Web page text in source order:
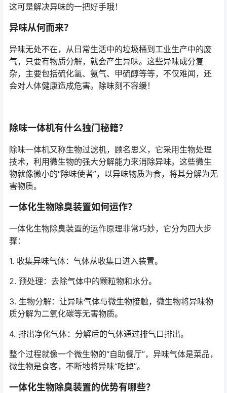
这可是解决异味的一把好手哦！
异味从何而来？
异味无处不在，从日常生活中的垃圾桶到工业生产中的废
气，只要有物质分解，就会产生异味。这些异味成分复
杂，主要包括硫化氢、氨气、甲硫醇等等，不仅难闻，还
会对人体健康造成危害。除味刻不容缓！
除味一体机有什么独门秘籍？
除味一体机又称生物过滤机，顾名思义，它采用生物处理
技术，利用微生物的强大分解能力来消除异味。这些微生
物就像微小的“除味使者”，以异味物质为食，将其分解为无
害物质。
一体化生物除臭装置如何运作？
一体化生物除臭装置的运作原理非常巧妙，它分为四大步
骤：
1. 收集异味气体：气体从收集口进入装置。
2. 预处理：去除气体中的颗粒物和水分。
3. 生物分解：让异味气体与微生物接触，微生物将异味物
质分解为二氧化碳等无害物质。
4. 排出净化气体：分解后的气体通过排气口排出。
整个过程就像一个微生物的“自助餐厅”，异味气体是菜品，
微生物是食客，不断地将异味“吃掉”。
一体化生物除臭装置的优势有哪些？